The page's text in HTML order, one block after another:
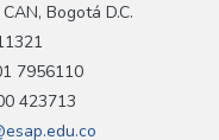
Bogotá D.C.
7956110
423713